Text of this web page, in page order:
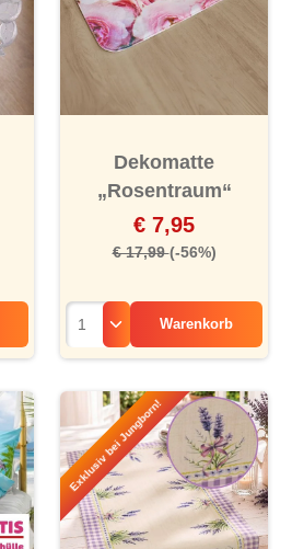
Dekomatte
„Rosentraum“
€ 7,95
€ 17,99(-56%)
Warenkorb
Exklusiv bei Jungborn!